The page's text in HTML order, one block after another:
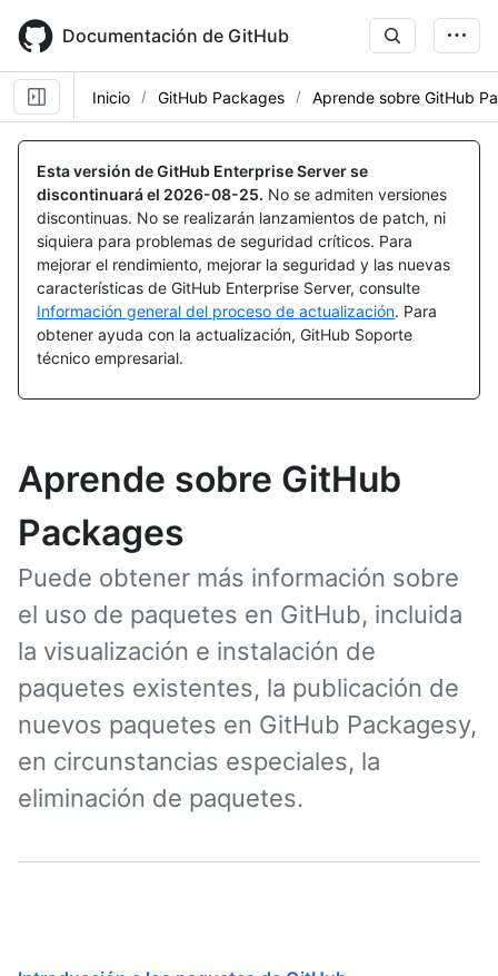
main
content
Documentación de GitHub
Inicio GitHub Packages Aprende sobre GitHub
Esta versión de GitHub Enterprise Server se
discontinuará el 2026-08-25. No se admiten versiones
discontinuas. No se realizarán lanzamientos de patch, ni
siquiera para problemas de seguridad críticos. Para
mejorar el rendimiento, mejorar la seguridad y las nuevas
características de GitHub Enterprise Server, consulte
Información general del proceso de actualización. Para
obtener ayuda con la actualización, GitHub Soporte
técnico empresarial.
Aprende sobre GitHub
Packages
Puede obtener más información sobre
el uso de paquetes en GitHub, incluida
la visualización e instalación de
paquetes existentes, la publicación de
nuevos paquetes en GitHub Packagesy,
en circunstancias especiales, la
eliminación de paquetes.